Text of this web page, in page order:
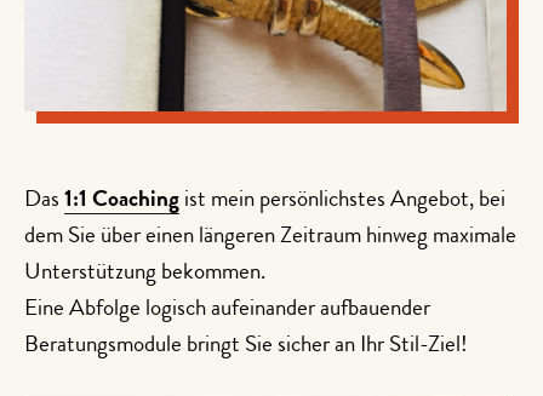
Das 1:1 Coaching ist mein persönlichstes Angebot, bei
dem Sie über einen längeren Zeitraum hinweg maximale
Unterstützung bekommen.
Eine Abfolge logisch aufeinander aufbauender
Beratungsmodule bringt Sie sicher an Ihr Stil-Ziel!